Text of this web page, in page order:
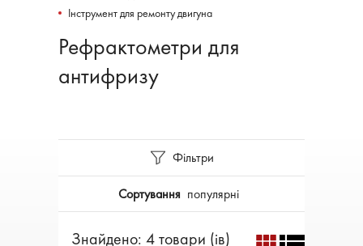
Інструмент для ремонту двигуна
Рефрактометри для
антифризу
Фільтри
Сортування популярні
Знайдено: 4 товари (ів)